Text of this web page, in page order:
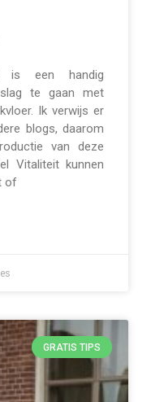
is een handig
te gaan met
Ik verwijs er
blogs, daarom
van deze
Vitaliteit kunnen
of
GRATIS TIPS